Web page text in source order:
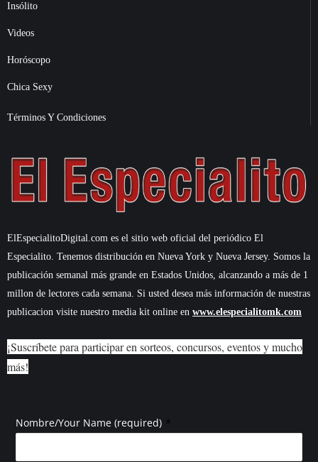
Insólito
Videos
Horóscopo
Chica Sexy
Términos Y Condiciones
ElEspecialitoDigital.com es el sitio web oficial del periódico El
Especialito. Tenemos distribución en Nueva York y Nueva Jersey. Somos la
publicación semanal más grande en Estados Unidos, alcanzando a más de 1
millon de lectores cada semana. Si usted desea más información de nuestras
publicacion visite nuestro media kit online en www.elespecialitomk.com
¡Suscríbete para participar en sorteos, concursos, eventos y mucho
más!
Nombre/Your Name (required) *